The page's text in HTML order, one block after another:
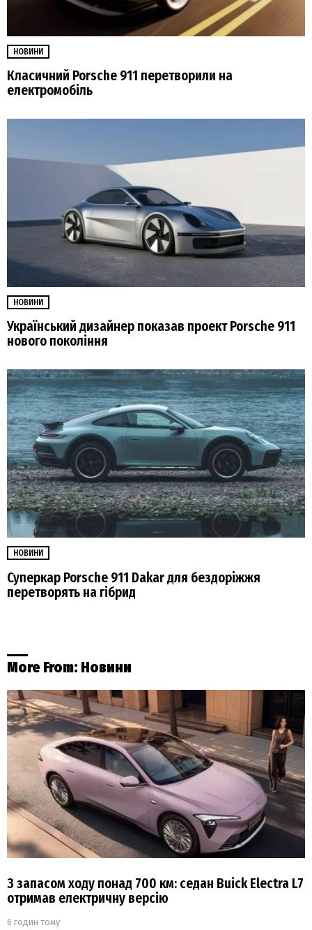
НОВИНИ
Класичний Porsche 911 перетворили на
електромобіль
НОВИНИ
Український дизайнер показав проект Porsche 911
нового покоління
НОВИНИ
Суперкар Porsche 911 Dakar для бездоріжжя
перетворять на гібрид
More From: Новини
З запасом ходу понад 700 км: седан Buick Electra L7
отримав електричну версію
6 годин тому